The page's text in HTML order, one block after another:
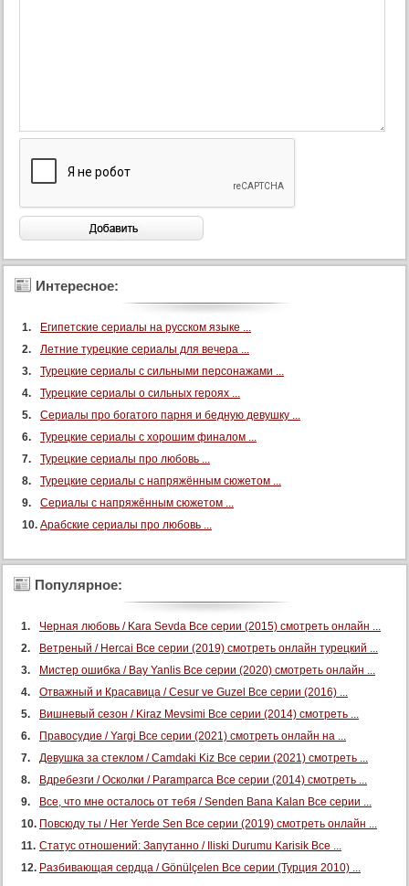
92 серия
95 серия
96 серия
97 серия
98 серия
100 серия
101 серия
102 серия
103 серия
106 серия
107 серия
109 серия
111 серия
112 серия
113 серия
115 серия
116 серия
117 серия
118 серия
119 серия
Интересное:
Египетские сериалы на русском языке ...
Летние турецкие сериалы для вечера ...
Турецкие сериалы с сильными персонажами ...
Турецкие сериалы о сильных героях ...
Сериалы про богатого парня и бедную девушку ...
Турецкие сериалы с хорошим финалом ...
Турецкие сериалы про любовь ...
Турецкие сериалы с напряжённым сюжетом ...
Сериалы с напряжённым сюжетом ...
Арабские сериалы про любовь ...
Популярное:
Черная любовь / Kara Sevda Все серии (2015) смотреть онлайн ...
Ветреный / Hercai Все серии (2019) смотреть онлайн турецкий ...
Мистер ошибка / Bay Yanlis Все серии (2020) смотреть онлайн ...
Отважный и Красавица / Cesur ve Guzel Все серии (2016) ...
Вишневый сезон / Kiraz Mevsimi Все серии (2014) смотреть ...
Правосудие / Yargi Все серии (2021) смотреть онлайн на ...
Девушка за стеклом / Camdaki Kiz Все серии (2021) смотреть ...
Вдребезги / Осколки / Paramparca Все серии (2014) смотреть ...
Все, что мне осталось от тебя / Senden Bana Kalan Все серии ...
Повсюду ты / Her Yerde Sen Все серии (2019) смотреть онлайн ...
Статус отношений: Запутанно / Iliski Durumu Karisik Все ...
Разбивающая сердца / Gönülçelen Все серии (Турция 2010) ...